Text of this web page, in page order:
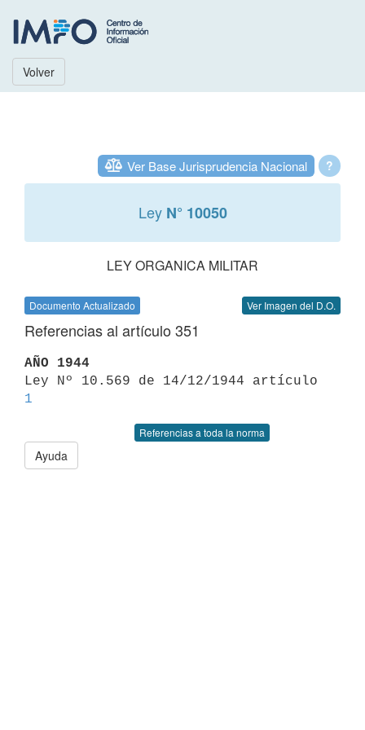
Volver
?
Ver Base Jurisprudencia Nacional
Ley N° 10050
LEY ORGANICA MILITAR
Documento Actualizado Ver Imagen del D.O.
Referencias al artículo 351
AÑO 1944
1
Referencias a toda la norma
Ayuda